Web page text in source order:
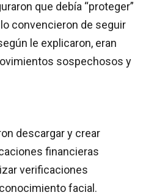
que debía “proteger”
convencieron de seguir
le explicaron, eran
sospechosos y
descargar y crear
financieras
verificaciones
facial.